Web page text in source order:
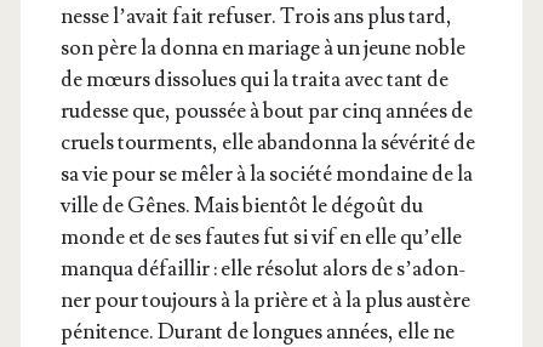
nesse l’a­vait fait refu­ser. Trois ans plus tard,
son père la don­na en mariage à un jeune noble
de mœurs dis­so­lues qui la trai­ta avec tant de
rudesse que, pous­sée à bout par cinq années de
cruels tour­ments, elle aban­don­na la sévé­ri­té de
sa vie pour se mêler à la socié­té mon­daine de la
ville de Gênes. Mais bien­tôt le dégoût du
monde et de ses fautes fut si vif en elle qu’elle
man­qua défaillir : elle réso­lut alors de s’a­don­
ner pour tou­jours à la prière et à la plus aus­tère
péni­tence. Durant de longues années, elle ne